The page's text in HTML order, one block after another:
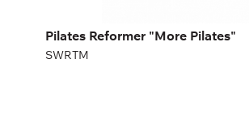
Pilates Reformer "More Pilates"
SWRTM